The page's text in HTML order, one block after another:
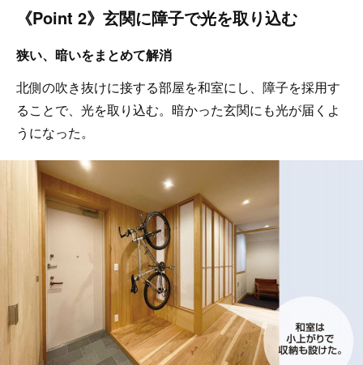
《Point 2》玄関に障子で光を取り込む
狭い、暗いをまとめて解消
北側の吹き抜けに接する部屋を和室にし、障子を採用す
ることで、光を取り込む。暗かった玄関にも光が届くよ
うになった。